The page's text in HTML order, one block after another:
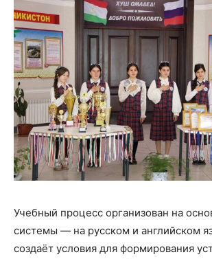
Учебный процесс организован на
системы — на русском и английском
создаёт условия для формирования